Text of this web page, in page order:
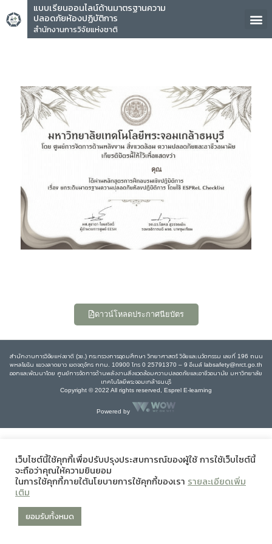
แบบเรียนออนไลน์ด้านมาตรฐานความ
ปลอดภัยห้องปฏิบัติการ
สำนักงานการวิจัยแห่งชาติ
คุณ
ดาวน์โหลดประกาศนียบัตร
สำนักงานการวิจัยแห่งชาติ (วช.) กระทรวงการอุดมศึกษา วิทยาศาสตร์ วิจัยและนวัตกรรม เลขที่ 196 ถนน
พหลโยธิน แขวงลาดยาว เขตจตุจักร กทม. 10900 โทร 0 25791370 – 9 อีเมล์ labsafety@nrct.go.th
ออกและพัฒนาโดย ศูนย์การจัดการด้านพลังงานสิ่งแวดล้อมความปลอดภัยและอาชีวอนามัย มหาวิทยาลัย
เทคโนโลยีพระจอมเกล้าธนบุรี
Copyright © 2022 All rights reserved, Esprel E-learning
Powered by
เว็บไซต์นี้ใช้คุกกี้เพื่อปรับปรุงประสบการณ์ของผู้ใช้ การใช้เว็บไซต์นี้
จะถือว่าคุณให้ความยินยอม
ในการใช้คุกกี้ภายใต้นโยบายการใช้คุกกี้ของเรา รายละเอียดเพิ่ม
เติม
ยอมรับทั้งหมด